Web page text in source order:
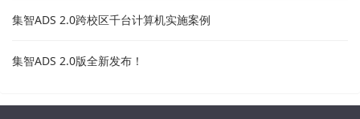
集智ADS 2.0跨校区千台计算机实施案例
集智ADS 2.0版全新发布！